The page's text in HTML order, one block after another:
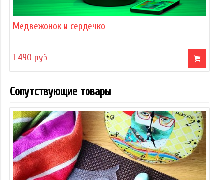
Медвежонок и сердечко
1 490 руб
Сопутствующие товары